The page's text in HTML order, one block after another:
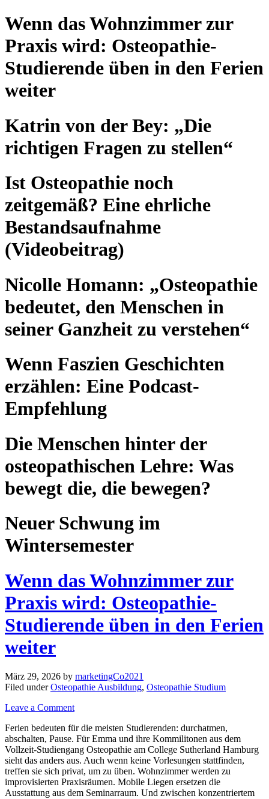
Wenn das Wohnzimmer zur
Praxis wird: Osteopathie-
Studierende üben in den Ferien
weiter
Katrin von der Bey: „Die
richtigen Fragen zu stellen“
Ist Osteopathie noch
zeitgemäß? Eine ehrliche
Bestandsaufnahme
(Videobeitrag)
Nicolle Homann: „Osteopathie
bedeutet, den Menschen in
seiner Ganzheit zu verstehen“
Wenn Faszien Geschichten
erzählen: Eine Podcast-
Empfehlung
Die Menschen hinter der
osteopathischen Lehre: Was
bewegt die, die bewegen?
Neuer Schwung im
Wintersemester
Wenn das Wohnzimmer zur
Praxis wird: Osteopathie-
Studierende üben in den Ferien
weiter
März 29, 2026 by marketingCo2021
Filed underOsteopathie Ausbildung, Osteopathie Studium
Leave a Comment
Ferien bedeuten für die meisten Studierenden: durchatmen,
abschalten, Pause. Für Emma und ihre Kommilitonen aus dem
Vollzeit-Studiengang Osteopathie am College Sutherland Hamburg
sieht das anders aus. Auch wenn keine Vorlesungen stattfinden,
treffen sie sich privat, um zu üben. Wohnzimmer werden zu
improvisierten Praxisräumen. Mobile Liegen ersetzen die
Ausstattung aus dem Seminarraum. Und zwischen konzentriertem